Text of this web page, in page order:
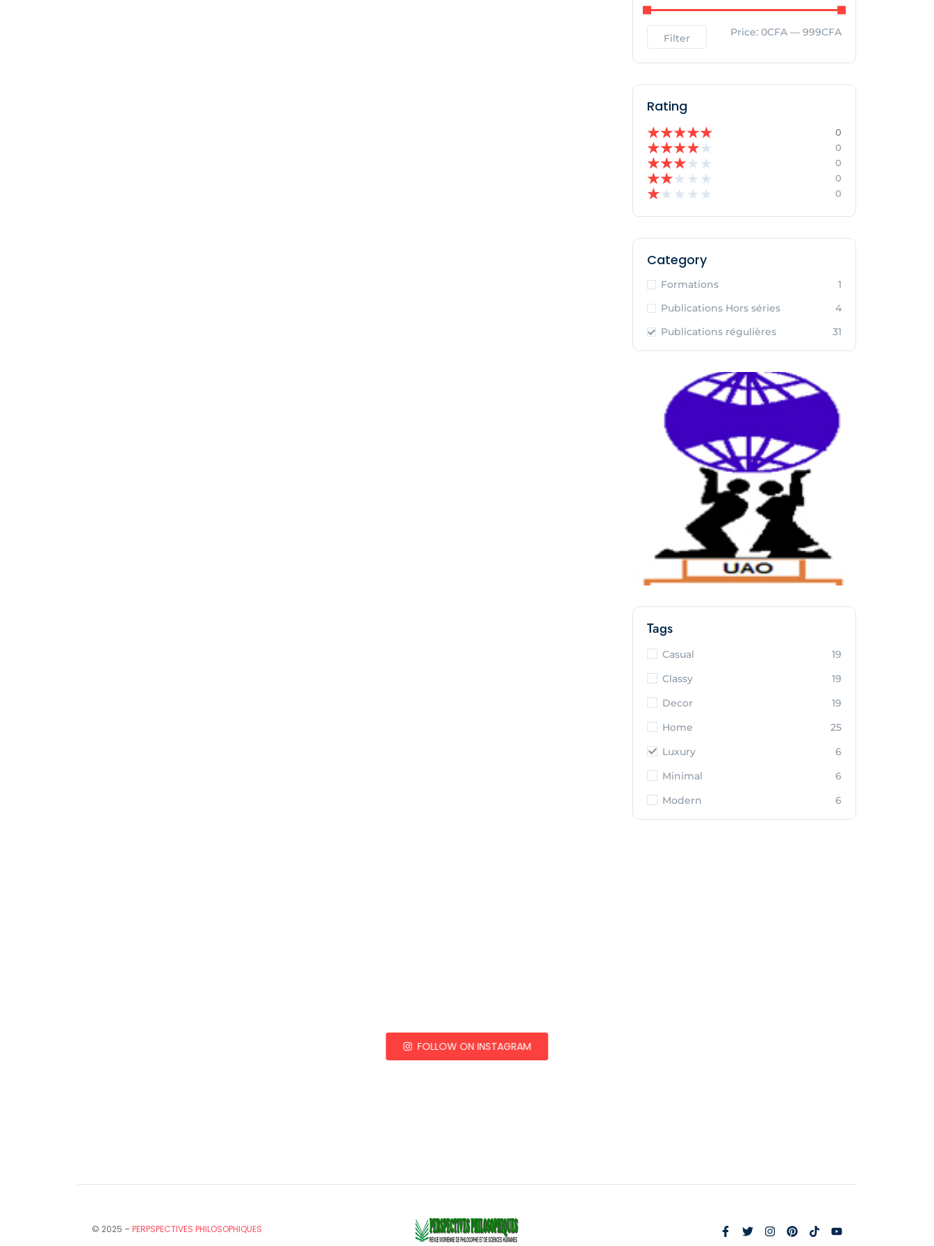
Filter Price: 0CFA — 999CFA
Rating
★★★★★ 0
★★★★★ 0
★★★★ ★ 0
★★★ ★ ★ 0
★★ ★ ★ ★ 0
Category
Formations
1
Publications Hors séries
4
Publications régulières
31
Tags
Casual
19
Classy
19
Decor
19
Home
25
Luxury
6
Minimal
6
Modern
6
FOLLOW ON INSTAGRAM
© 2025 –PERPSPECTIVES PHILOSOPHIQUES